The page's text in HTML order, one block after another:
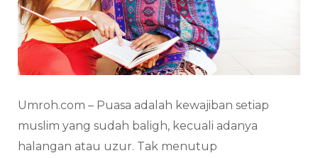
Umroh.com – Puasa adalah kewajiban setiap
muslim yang sudah baligh, kecuali adanya
halangan atau uzur. Tak menutup